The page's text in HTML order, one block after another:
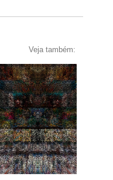
Veja também: